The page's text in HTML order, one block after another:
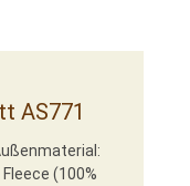
AS771
(100%